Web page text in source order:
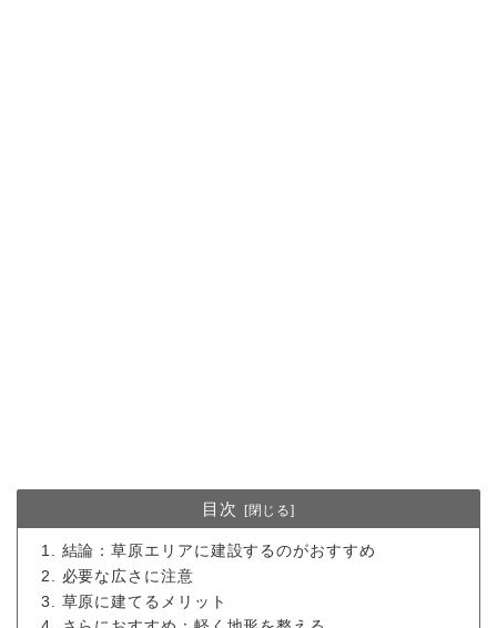
目次
結論：草原エリアに建設するのがおすすめ
必要な広さに注意
草原に建てるメリット